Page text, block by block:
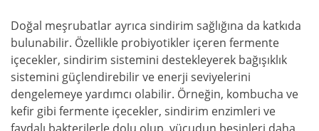
Doğal meşrubatlar ayrıca sindirim sağlığına da katkıda
bulunabilir. Özellikle probiyotikler içeren fermente
içecekler, sindirim sistemini destekleyerek bağışıklık
sistemini güçlendirebilir ve enerji seviyelerini
dengelemeye yardımcı olabilir. Örneğin, kombucha ve
kefir gibi fermente içecekler, sindirim enzimleri ve